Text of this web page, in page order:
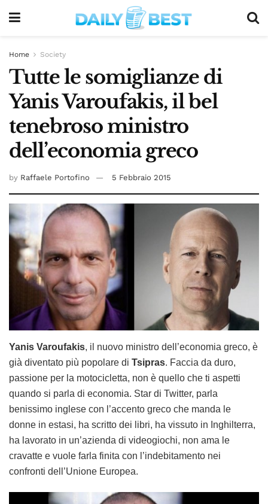
Home Society
Tutte le somiglianze di
Yanis Varoufakis, il bel
tenebroso ministro
dell’economia greco
by Raffaele Portofino 5 Febbraio 2015
Yanis Varoufakis, il nuovo ministro dell’economia greco, è
già diventato più popolare di Tsipras. Faccia da duro,
passione per la motocicletta, non è quello che ti aspetti
quando si parla di economia. Star di Twitter, parla
benissimo inglese con l’accento greco che manda le
donne in estasi, ha scritto dei libri, ha vissuto in Inghilterra,
ha lavorato in un’azienda di videogiochi, non ama le
cravatte e vuole farla finita con l’indebitamento nei
confronti dell’Unione Europea.